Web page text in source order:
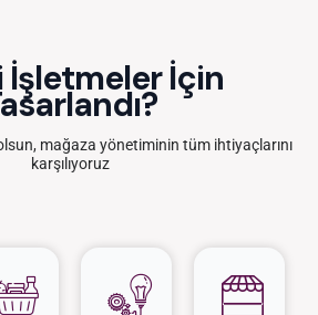
İşletmeler İçin
mağaza yönetiminin tüm ihtiyaçlarını
karşılıyoruz